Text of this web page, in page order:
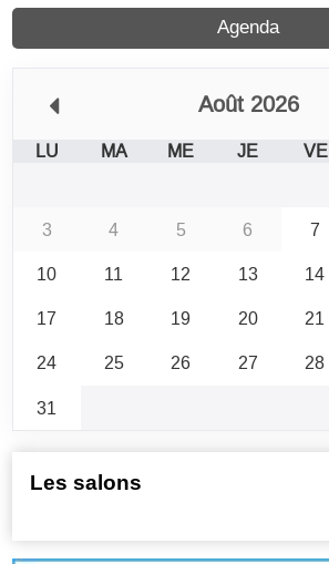
Agenda
Août 2026
LU MA ME JE VE
3
4 5 6 7
10
11 12 13 14
17
18 19 20 21
24
25 26 27 28
31
Les salons